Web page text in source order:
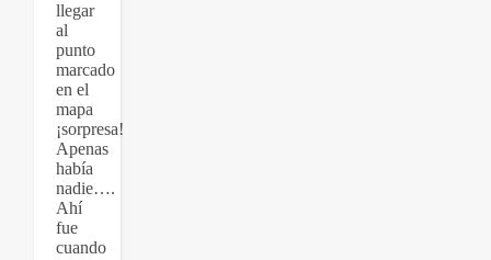
llegar
al
punto
marcado
en el
mapa
¡sorpresa!
Apenas
había
nadie….
Ahí
fue
cuando